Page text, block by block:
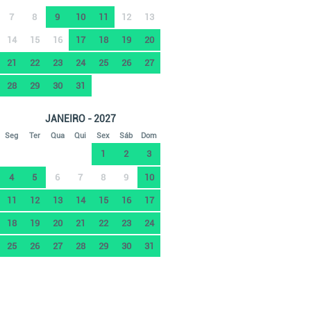
7 8 9 10 11 12 13
14 15 16 17 18 19 20
21 22 23 24 25 26 27
28 29 30 31
JANEIRO - 2027
Seg Ter Qua Qui Sex Sáb Dom
1 2 3
4 5 6 7 8 9 10
11 12 13 14 15 16 17
18 19 20 21 22 23 24
25 26 27 28 29 30 31